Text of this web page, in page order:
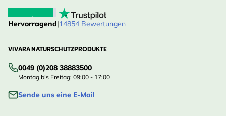
Hervorragend|14854 Bewertungen
VIVARA NATURSCHUTZPRODUKTE
0049 (0)208 38883500
Montag bis Freitag: 09:00 - 17:00
Sende uns eine E-Mail